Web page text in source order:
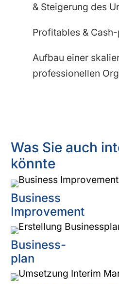
& Steigerung des
Profitables &
Aufbau einer
professionellen
Was Sie auch
könnte
Business
Improvement
Business-
plan